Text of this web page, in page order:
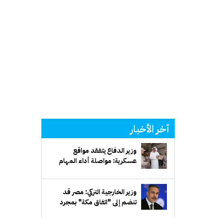
آخر الأخبار
وزير الدفاع يتفقد مواقع
عسكرية: مواصلة أداء المهام
الوطن واستقراره
وزير الخارجية التركي: مصر قد
تنضم إلى "اتفاق مكة" بمجرد